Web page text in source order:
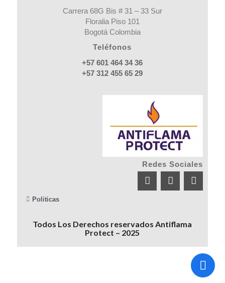
Carrera 68G Bis # 31 – 33 Sur
Floralia Piso 101
Bogotá Colombia
Teléfonos
+57 601 464 34 36
+57 312 455 65 29
Redes Sociales
Politicas
Todos Los Derechos reservados Antiflama
Protect – 2025